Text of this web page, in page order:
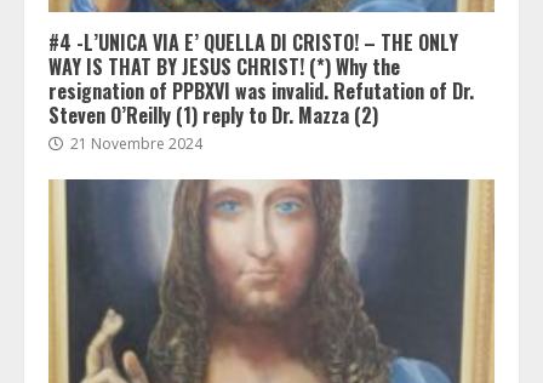
#4 -L’UNICA VIA E’ QUELLA DI CRISTO! – THE ONLY
WAY IS THAT BY JESUS CHRIST! (*) Why the
resignation of PPBXVI was invalid. Refutation of Dr.
Steven O’Reilly (1) reply to Dr. Mazza (2)
21 Novembre 2024